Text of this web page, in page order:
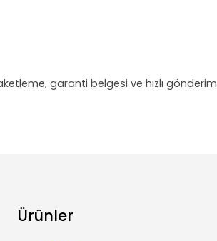
garanti belgesi ve hızlı gönderim
Ürünler